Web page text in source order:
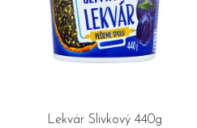
Lekvár Slivkový 440g